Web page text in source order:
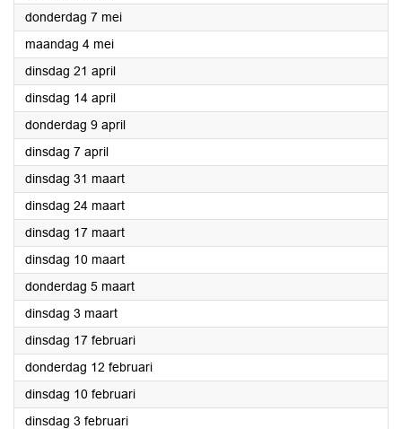
donderdag 7 mei2026
maandag 4 mei2026
dinsdag 21 april2026
dinsdag 14 april2026
donderdag 9 april2026
dinsdag 7 april2026
dinsdag 31 maart2026
dinsdag 24 maart2026
dinsdag 17 maart2026
dinsdag 10 maart2026
donderdag 5 maart2026
dinsdag 3 maart2026
dinsdag 17 februari2026
donderdag 12 februari2026
dinsdag 10 februari2026
dinsdag 3 februari2026